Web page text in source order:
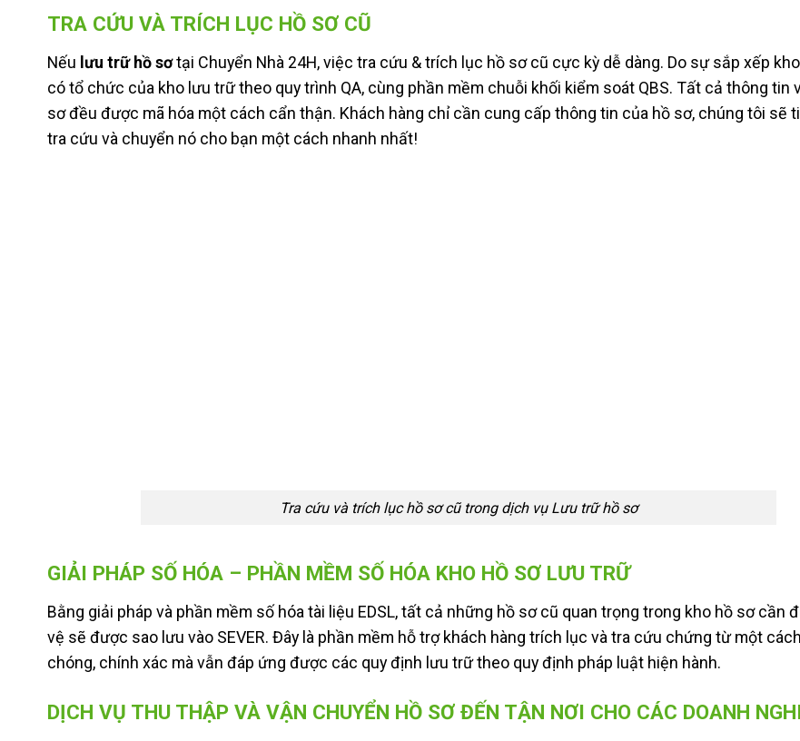
TRA CỨU VÀ TRÍCH LỤC HỒ SƠ CŨ
Nếu lưu trữ hồ sơtại Chuyển Nhà 24H, việc tra cứu & trích lục hồ sơ cũ cực kỳ dễ dàng. Do sự sắp xếp
có tổ chức của kho lưu trữ theo quy trình QA, cùng phần mềm chuỗi khối kiểm soát QBS. Tất cả thông tin
sơ đều được mã hóa một cách cẩn thận. Khách hàng chỉ cần cung cấp thông tin của hồ sơ, chúng tôi sẽ
tra cứu và chuyển nó cho bạn một cách nhanh nhất!
Tra cứu và trích lục hồ sơ cũ trong dịch vụ Lưu trữ hồ sơ
GIẢI PHÁP SỐ HÓA – PHẦN MỀM SỐ HÓA KHO HỒ SƠ LƯU TRỮ
Bằng giải pháp và phần mềm số hóa tài liệu EDSL, tất cả những hồ sơ cũ quan trọng trong kho hồ sơ cần
vệ sẽ được sao lưu vào SEVER. Đây là phần mềm hỗ trợ khách hàng trích lục và tra cứu chứng từ một
chóng, chính xác mà vẫn đáp ứng được các quy định lưu trữ theo quy định pháp luật hiện hành.
DỊCH VỤ THU THẬP VÀ VẬN CHUYỂN HỒ SƠ ĐẾN TẬN NƠI CHO CÁC DOANH